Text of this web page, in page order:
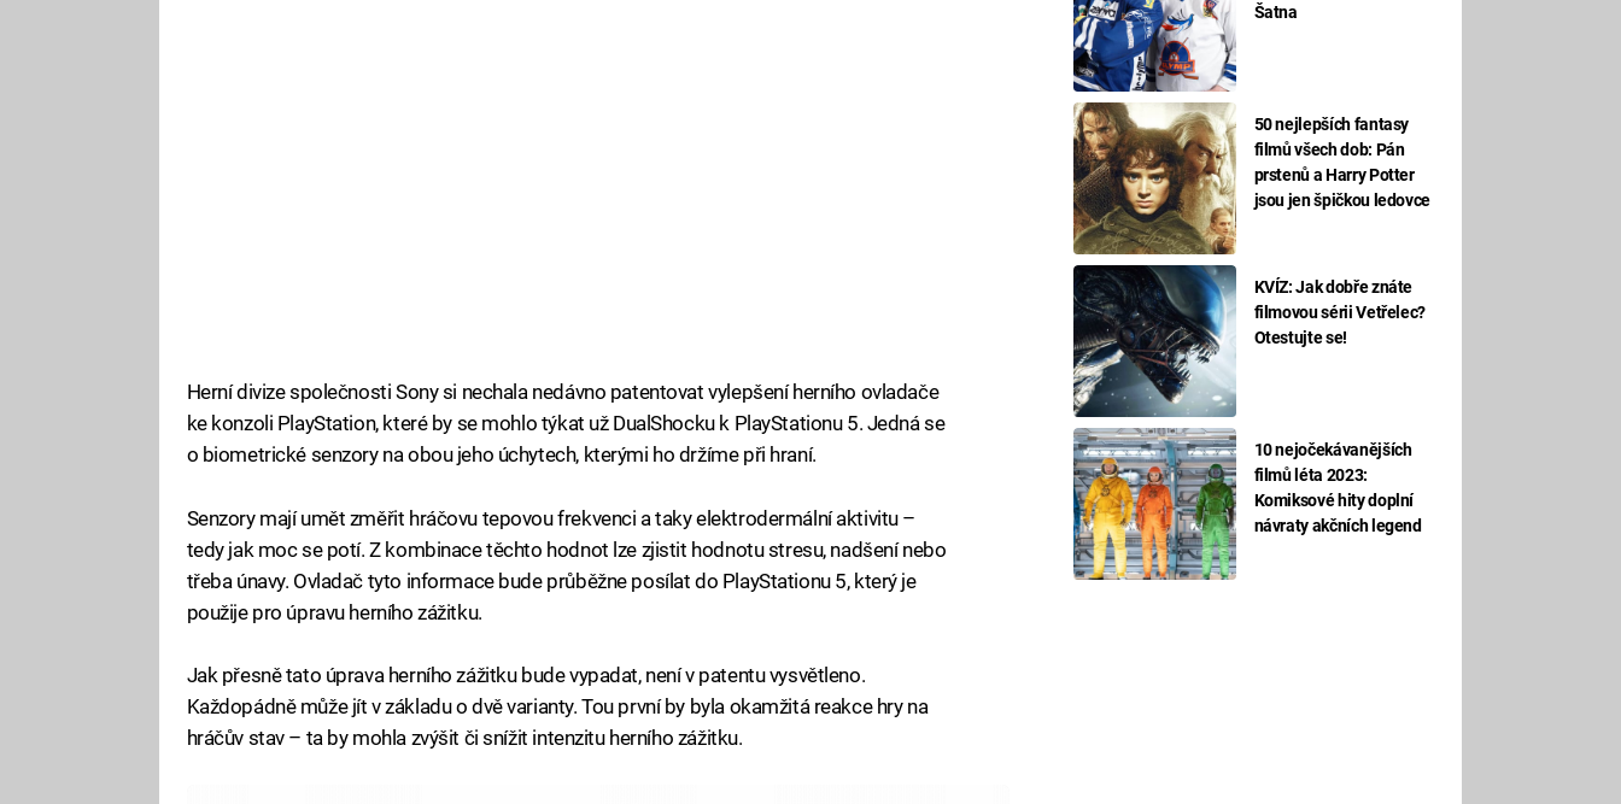
Šatna
50 nejlepších fantasy
filmů všech dob: Pán
prstenů a Harry Potter
jsou jen špičkou ledovce
KVÍZ: Jak dobře znáte
filmovou sérii Vetřelec?
Otestujte se!
10 nejočekávanějších
filmů léta 2023:
Komiksové hity doplní
návraty akčních legend
Herní divize společnosti Sony si nechala nedávno patentovat vylepšení herního ovladače
ke konzoli PlayStation, které by se mohlo týkat už DualShocku k PlayStationu 5. Jedná se
o biometrické senzory na obou jeho úchytech, kterými ho držíme při hraní.
Senzory mají umět změřit hráčovu tepovou frekvenci a taky elektrodermální aktivitu –
tedy jak moc se potí. Z kombinace těchto hodnot lze zjistit hodnotu stresu, nadšení nebo
třeba únavy. Ovladač tyto informace bude průběžne posílat do PlayStationu 5, který je
použije pro úpravu herního zážitku.
Jak přesně tato úprava herního zážitku bude vypadat, není v patentu vysvětleno.
Každopádně může jít v základu o dvě varianty. Tou první by byla okamžitá reakce hry na
hráčův stav – ta by mohla zvýšit či snížit intenzitu herního zážitku.